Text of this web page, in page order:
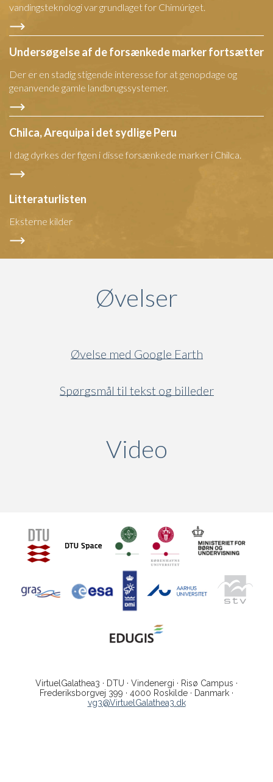
vandingsteknologi var grundlaget for Chimúriget.
Undersøgelse af de forsænkede marker fortsætter
Der er en stadig stigende interesse for at genopdage og
genanvende gamle landbrugssystemer.
Chilca, Arequipa i det sydlige Peru
I dag dyrkes der figen i disse forsænkede marker i Chilca.
Litteraturlisten
Eksterne kilder
Øvelser
Øvelse med Google Earth
Spørgsmål til tekst og billeder
Video
VirtuelGalathea3 · DTU · Vindenergi · Risø Campus ·
Frederiksborgvej 399 · 4000 Roskilde · Danmark ·
vg3@VirtuelGalathea3.dk